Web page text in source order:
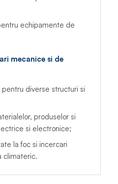
echipamente de
mecanice si de
diverse structuri si
produselor si
si electronice;
la foc si incercari
climateric.